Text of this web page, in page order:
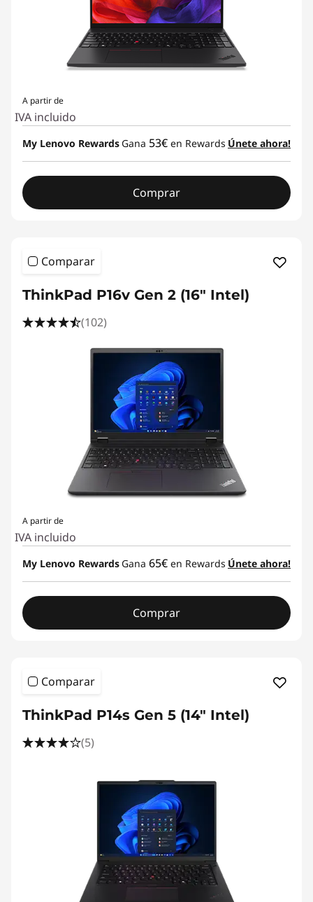
A partir de
IVA incluido
My Lenovo Rewards Gana 53€ en Rewards Únete ahora!
Comprar
Comparar
ThinkPad P16v Gen 2 (16" Intel)
(102)
A partir de
IVA incluido
My Lenovo Rewards Gana 65€ en Rewards Únete ahora!
Comprar
Comparar
ThinkPad P14s Gen 5 (14" Intel)
(5)